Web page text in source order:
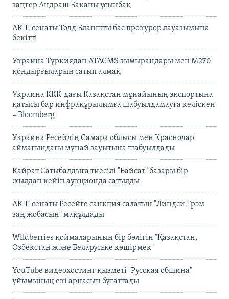
заңгер Андраш Баканы ұсынбақ
АҚШ сенаты Тодд Бланшты бас прокурор лауазымына
бекітті
Украина Түркиядан ATACMS зымырандары мен M270
қондырғыларын сатып алмақ
Украина КҚК-дағы Қазақстан мұнайының экспортына
қатысы бар инфрақұрылымға шабуылдамауға келіскен
– Bloomberg
Украина Ресейдің Самара облысы мен Краснодар
аймағындағы мұнай зауытына шабуылдады
Қайрат Сатыбалдыға тиесілі "Байсат" базары бір
жылдан кейін аукционда сатылды
АҚШ сенаты Ресейге санкция салатын "Линдси Грэм
заң жобасын" мақұлдады
Wildberries қоймаларының бір бөлігін "Қазақстан,
Өзбекстан және Беларуське көшірмек"
YouTube видеохостинг қызметі "Русская община"
ұйымының екі арнасын бұғаттады